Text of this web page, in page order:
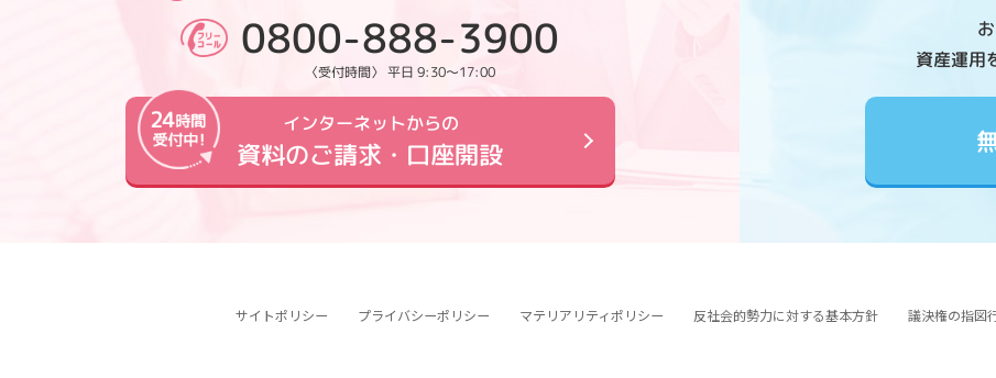
0800-888-3900
〈受付時間〉 平日 9:30～17:00
インターネットからの
資料のご請求・口座開設
資産運用
サイトポリシー プライバシーポリシー マテリアリティポリシー 反社会的勢力に対する基本方針 議決権の指図